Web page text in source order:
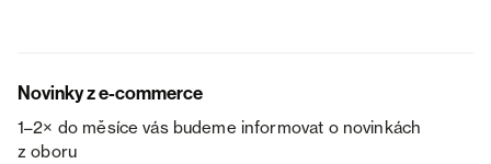
Novinky z e-commerce
1–2× do měsíce vás budeme informovat o novinkách
z oboru